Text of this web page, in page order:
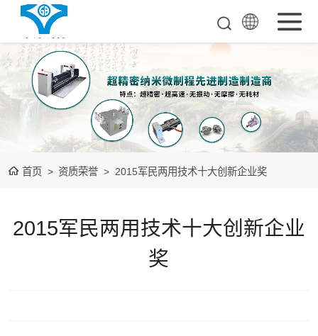
首页 > 资质荣誉 > 2015军民两用技术十大创新企业奖
2015军民两用技术十大创新企业
奖
超超精密工业母
机
单点金钢石车床
空气悬浮导轨
测量检测整机